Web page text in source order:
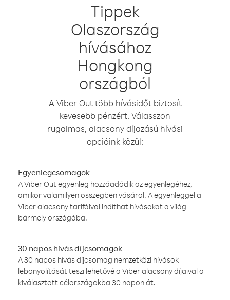
Tippek
Olaszország
hívásához
Hongkong
országból
A Viber Out több hívásidőt biztosít
kevesebb pénzért. Válasszon
rugalmas, alacsony díjazású hívási
opcióink közül:
Egyenlegcsomagok
A Viber Out egyenleg hozzáadódik az egyenlegéhez,
amikor valamilyen összegben vásárol. A egyenleggel a
Viber alacsony tarifáival indíthat hívásokat a világ
bármely országába.
30 napos hívás díjcsomagok
A 30 napos hívás díjcsomag nemzetközi hívások
lebonyolítását teszi lehetővé a Viber alacsony díjaival a
kiválasztott célországokba 30 napon át.